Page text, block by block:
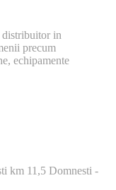
distribuitor in
precum
echipamente
km 11,5 Domnesti -